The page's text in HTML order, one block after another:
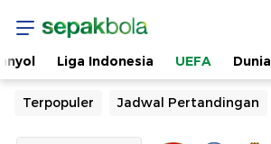
Liga Indonesia UEFA Dunia
Terpopuler Jadwal Pertandingan